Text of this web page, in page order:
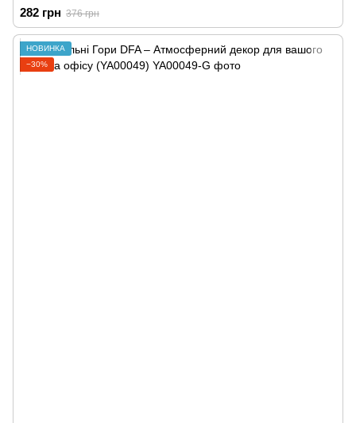
Золото
282 грн 376 грн
НОВИНКА
−30%